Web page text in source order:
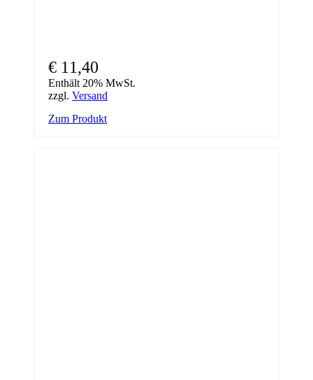
€ 11,40
Enthält 20% MwSt.
zzgl. Versand
Zum Produkt